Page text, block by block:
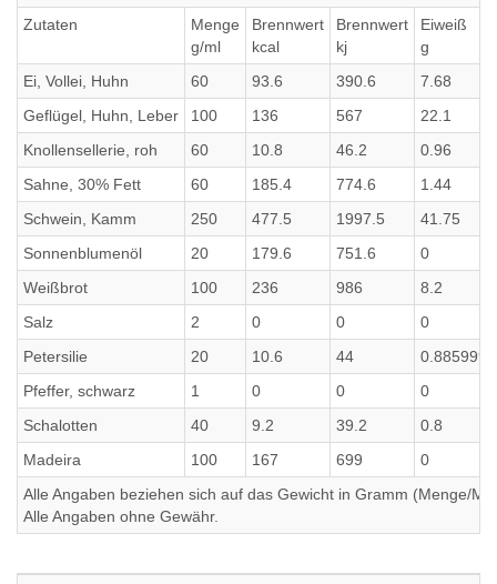
Zutaten
Menge
g/ml
Brennwert
kcal
Brennwert
kj
Eiweiß
g
Ei, Vollei, Huhn
60 93.6 390.6
7.68
Geflügel, Huhn, Leber
100 136 567
22.1
Knollensellerie, roh
60 10.8 46.2
0.96
Sahne, 30% Fett
60 185.4 774.6
1.44
Schwein, Kamm
250 477.5 1997.5
41.75
Sonnenblumenöl
20 179.6 751.6
0
Weißbrot
100 236 986
8.2
Salz
2 0 0
0
Petersilie
20 10.6 44
Pfeffer, schwarz
1 0 0
0
Schalotten
40 9.2 39.2
0.8
Madeira
100 167 699
0
Alle Angaben beziehen sich auf das Gewicht in Gramm (Menge/
Alle Angaben ohne Gewähr.